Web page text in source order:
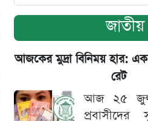
জাতীয়
আজকের মুদ্রা বিনিময় হার:
রেট
আজ ২৫
প্রবাসীদের